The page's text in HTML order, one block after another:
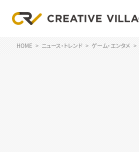
HOME ニュース・トレンド ゲーム・エンタメ